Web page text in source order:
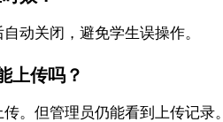
动关闭，避免学生误操作。
上传吗？
。但管理员仍能看到上传记录。